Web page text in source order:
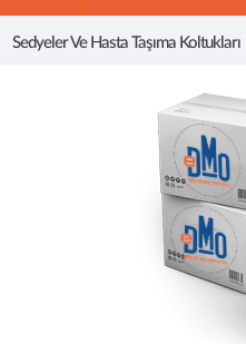
Sedyeler Ve Hasta Taşıma Koltukları